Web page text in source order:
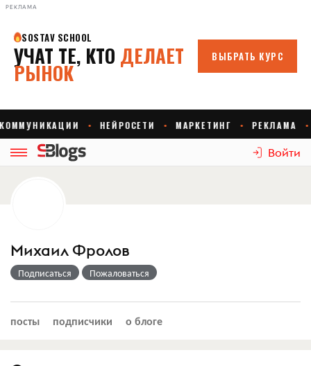
РЕКЛАМА
Войти
Михаил Фролов
Подписаться Пожаловаться
посты подписчики о блоге